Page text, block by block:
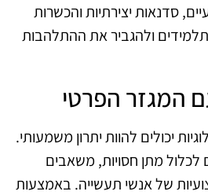
סדנאות יצירתיות והכשרות
תלמידים ולהגביר את ההתלהבות
המגזר הפרטי
יכולים להוות יתרון משמעותי.
לכלול מתן חסויות, משאבים
של אנשי תעשייה. באמצעות